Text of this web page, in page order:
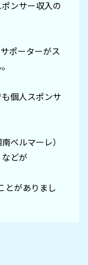
ンサー収入の
ポーターがス
個人スポンサ
ベルマーレ）
どが
とがありまし